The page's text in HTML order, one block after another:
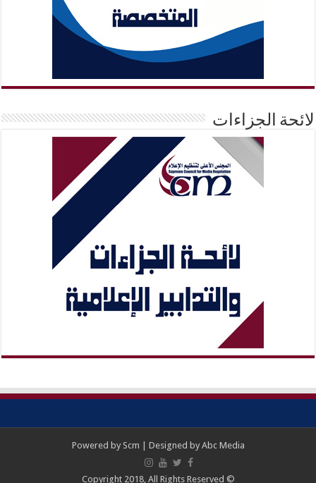
لائحة الجزاءات
Powered by Scm | Designed by Abc Media
© Copyright 2018, All Rights Reserved